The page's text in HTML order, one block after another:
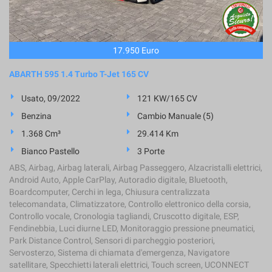
17.950 Euro
ABARTH 595 1.4 Turbo T-Jet 165 CV
Usato, 09/2022
121 KW/165 CV
Benzina
Cambio Manuale (5)
1.368 Cm³
29.414 Km
Bianco Pastello
3 Porte
ABS, Airbag, Airbag laterali, Airbag Passeggero, Alzacristalli elettrici,
Android Auto, Apple CarPlay, Autoradio digitale, Bluetooth,
Boardcomputer, Cerchi in lega, Chiusura centralizzata
telecomandata, Climatizzatore, Controllo elettronico della corsia,
Controllo vocale, Cronologia tagliandi, Cruscotto digitale, ESP,
Fendinebbia, Luci diurne LED, Monitoraggio pressione pneumatici,
Park Distance Control, Sensori di parcheggio posteriori,
Servosterzo, Sistema di chiamata d'emergenza, Navigatore
satellitare, Specchietti laterali elettrici, Touch screen, UCONNECT
Cookie per il miglioramento dell'esperienza utente
Cookie analitici
Cookie di marketing
Leggi
la
cookie
policy